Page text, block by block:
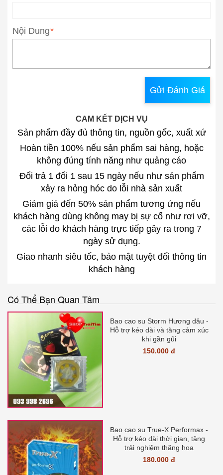
*
Nội Dung
Gửi Đánh Giá
CAM KẾT DỊCH VỤ
Sản phẩm đầy đủ thông tin, nguồn gốc, xuất xứ
Hoàn tiền 100% nếu sản phẩm sai hàng, hoặc
không đúng tính năng như quảng cáo
Đổi trả 1 đổi 1 sau 15 ngày nếu như sản phẩm
xảy ra hỏng hóc do lỗi nhà sản xuất
Giảm giá đến 50% sản phẩm tương ứng nếu
khách hàng dùng không may bị sự cố như rơi vỡ,
các lỗi do khách hàng trực tiếp gây ra trong 7
ngày sử dụng.
Giao nhanh siêu tốc, bảo mật tuyệt đối thông tin
khách hàng
Có Thể Bạn Quan Tâm
Bao cao su Storm Hương dâu -
Hỗ trợ kéo dài và tăng cảm xúc
khi gần gũi
150.000 đ
Bao cao su True-X Performax -
Hỗ trợ kéo dài thời gian, tăng
trải nghiệm thăng hoa
180.000 đ